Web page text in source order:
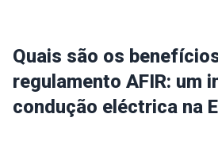
Quais são os
regulamento AFIR: um
condução eléctrica na